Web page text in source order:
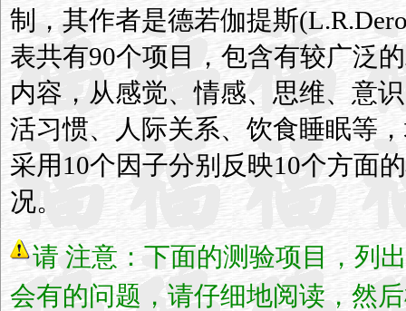
制，其作者是德若伽提斯
表共有90个项目，包含有较广泛
内容，从感觉、情感、思维、意
活习惯、人际关系、饮食睡眠等
采用10个因子分别反映10个方面
况。
请 注意：下面的测验项目，列
会有的问题，请仔细地阅读，然